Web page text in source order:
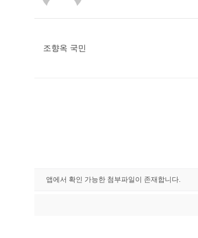
조향옥 국민
앱에서 확인 가능한 첨부파일이 존재합니다.